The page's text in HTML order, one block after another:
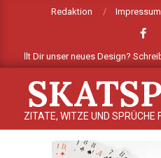
Redaktion Impressum
Dir unser neues Design?
ZITATE, WITZE UND SPRÜCHE